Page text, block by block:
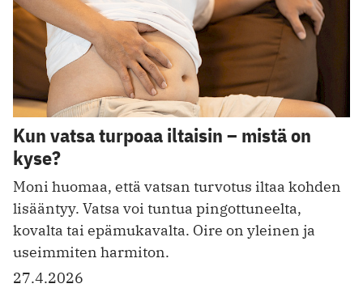
Kun vatsa turpoaa iltaisin – mistä on
kyse?
Moni huomaa, että vatsan turvotus iltaa kohden
lisääntyy. Vatsa voi tuntua pingottuneelta,
kovalta tai epämukavalta. Oire on yleinen ja
useimmiten harmiton.
27.4.2026